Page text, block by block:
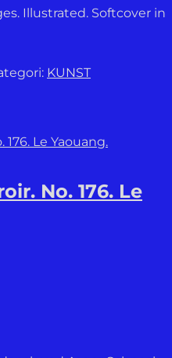
Illustrated. Softcover in
KUNST
No. 176. Le